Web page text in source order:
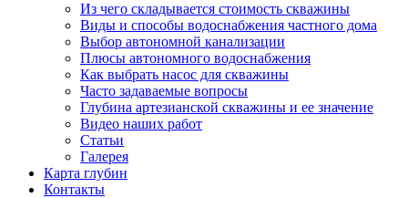
Из чего складывается стоимость скважины
Виды и способы водоснабжения частного дома
Выбор автономной канализации
Плюсы автономного водоснабжения
Как выбрать насос для скважины
Часто задаваемые вопросы
Глубина артезианской скважины и ее значение
Видео наших работ
Статьи
Галерея
Карта глубин
Контакты